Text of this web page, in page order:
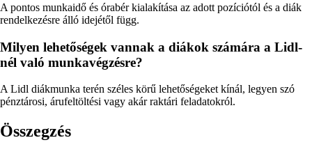
A pontos munkaidő és órabér kialakítása az adott pozíciótól és a diák
rendelkezésre álló idejétől függ.
Milyen lehetőségek vannak a diákok számára a Lidl-
nél való munkavégzésre?
A Lidl diákmunka terén széles körű lehetőségeket kínál, legyen szó
pénztárosi, árufeltöltési vagy akár raktári feladatokról.
Összegzés